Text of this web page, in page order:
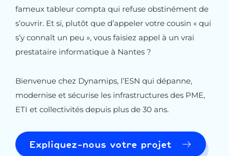
fameux tableur compta qui refuse obstinément de
s’ouvrir. Et si, plutôt que d’appeler votre cousin « qui
s’y connaît un peu », vous faisiez appel à un vrai
prestataire informatique à Nantes ?
Bienvenue chez Dynamips, l’ESN qui dépanne,
modernise et sécurise les infrastructures des PME,
ETI et collectivités depuis plus de 30 ans.
Expliquez-nous votre projet